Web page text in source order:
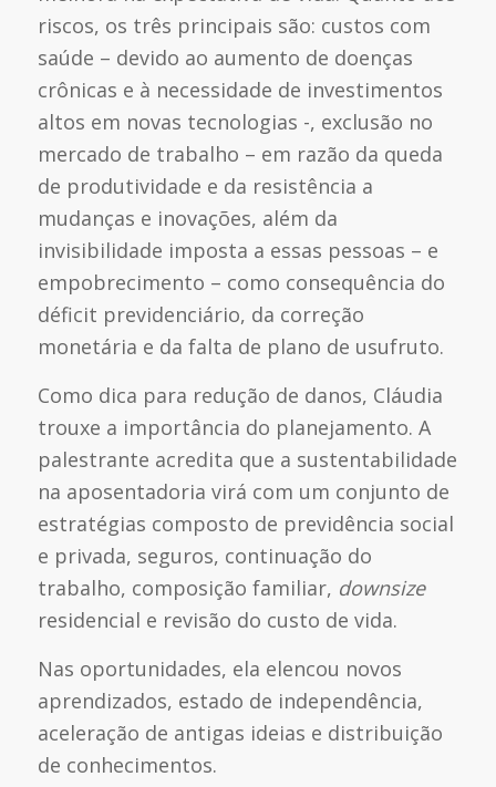
riscos, os três principais são: custos com
saúde – devido ao aumento de doenças
crônicas e à necessidade de investimentos
altos em novas tecnologias -, exclusão no
mercado de trabalho – em razão da queda
de produtividade e da resistência a
mudanças e inovações, além da
invisibilidade imposta a essas pessoas – e
empobrecimento – como consequência do
déficit previdenciário, da correção
monetária e da falta de plano de usufruto.
Como dica para redução de danos, Cláudia
trouxe a importância do planejamento. A
palestrante acredita que a sustentabilidade
na aposentadoria virá com um conjunto de
estratégias composto de previdência social
e privada, seguros, continuação do
trabalho, composição familiar, downsize
residencial e revisão do custo de vida.
Nas oportunidades, ela elencou novos
aprendizados, estado de independência,
aceleração de antigas ideias e distribuição
de conhecimentos.